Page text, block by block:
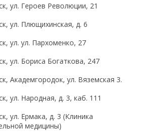
ул. Героев Революции, 21
ул. Плющихинская, д. 6
ул. ул. Пархоменко, 27
ул. Бориса Богаткова, 247
Академгородок, ул. Вяземская 3.
ул. Народная, д. 3, каб. 111
ул. Ермака, д. 3 (Клиника
медицины)